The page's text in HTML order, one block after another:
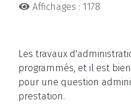
Affichages : 1178
Les travaux
programmés, et il est
pour une question
prestation.